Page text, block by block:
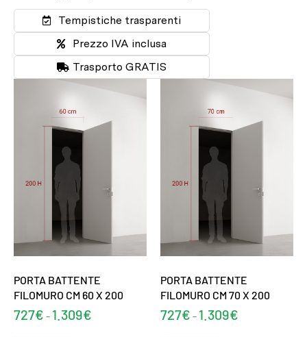
Tempistiche trasparenti
Prezzo IVA inclusa
Trasporto GRATIS
PORTA BATTENTE
FILOMURO CM 60 X 200
727€ - 1.309€
PORTA BATTENTE
FILOMURO CM 70 X 200
727€ - 1.309€